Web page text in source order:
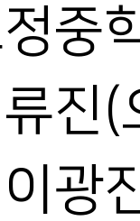
중
진(
광